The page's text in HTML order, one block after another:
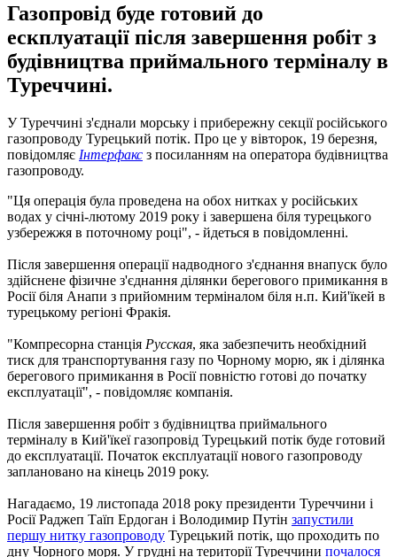
Газопровід буде готовий до
ескплуатації після завершення робіт з
будівництва приймального терміналу в
Туреччині.
У Туреччині з'єднали морську і прибережну секції російського
газопроводу Турецький потік. Про це у вівторок, 19 березня,
повідомляє Інтерфакс з посиланням на оператора будівництва
газопроводу.
"Ця операція була проведена на обох нитках у російських
водах у січні-лютому 2019 року і завершена біля турецького
узбережжя в поточному році", - йдеться в повідомленні.
Після завершення операції надводного з'єднання внапуск було
здійснене фізичне з'єднання ділянки берегового примикання в
Росії біля Анапи з прийомним терміналом біля н.п. Кий'їкей в
турецькому регіоні Фракія.
"Компресорна станція Русская, яка забезпечить необхідний
тиск для транспортування газу по Чорному морю, як і ділянка
берегового примикання в Росії повністю готові до початку
експлуатації", - повідомляє компанія.
Після завершення робіт з будівництва приймального
терміналу в Кий'їкеї газопровід Турецький потік буде готовий
до експлуатації. Початок експлуатації нового газопроводу
заплановано на кінець 2019 року.
Нагадаємо, 19 листопада 2018 року президенти Туреччини і
Росії Раджеп Таїп Ердоган і Володимир Путін запустили
першу нитку газопроводу Турецький потік, що проходить по
дну Чорного моря. У грудні на території Туреччини почалося